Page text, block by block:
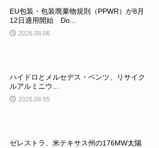
EU包装・包装廃棄物規則（PPWR）が8月
12日適用開始 Do...
2026.08.06
ハイドロとメルセデス・ベンツ、リサイク
ルアルミニウ...
2026.08.05
ゼレストラ、米テキサス州の176MW太陽